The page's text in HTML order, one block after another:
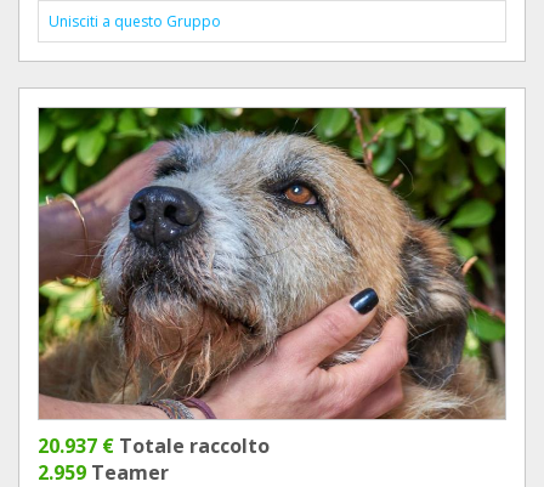
Unisciti a questo Gruppo
20.937 € Totale raccolto
2.959 Teamer